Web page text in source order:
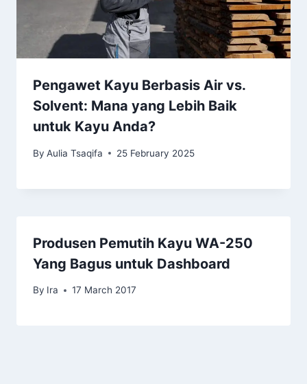
Pengawet Kayu Berbasis Air vs.
Solvent: Mana yang Lebih Baik
untuk Kayu Anda?
By Aulia Tsaqifa 25 February 2025
Produsen Pemutih Kayu WA-250
Yang Bagus untuk Dashboard
By Ira 17 March 2017